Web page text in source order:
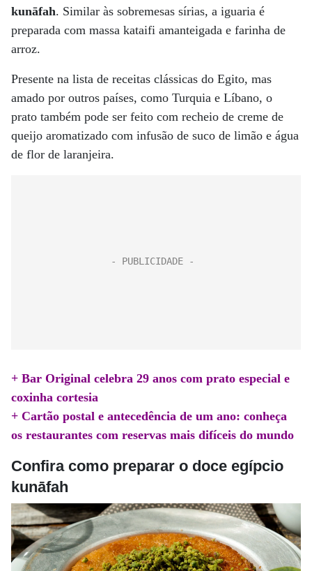
kunāfah. Similar às sobremesas sírias, a iguaria é
preparada com massa kataifi amanteigada e farinha de
arroz.
Presente na lista de receitas clássicas do Egito, mas
amado por outros países, como Turquia e Líbano, o
prato também pode ser feito com recheio de creme de
queijo aromatizado com infusão de suco de limão e água
de flor de laranjeira.
+ Bar Original celebra 29 anos com prato especial e
coxinha cortesia
+ Cartão postal e antecedência de um ano: conheça
os restaurantes com reservas mais difíceis do mundo
Confira como preparar o doce egípcio
kunāfah